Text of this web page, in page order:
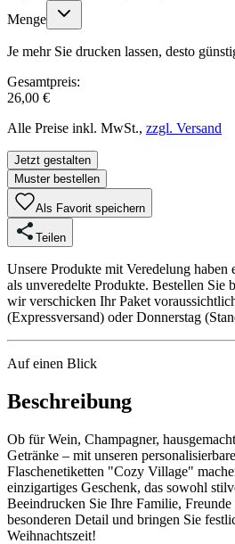
Menge
Je mehr Sie drucken lassen, desto
Gesamtpreis:
26,00 €
Alle Preise inkl. MwSt., zzgl. Versand
Jetzt gestalten
Muster bestellen
Als Favorit speichern
Teilen
Unsere Produkte mit Veredelung haben
als unveredelte Produkte. Bestellen Sie
wir verschicken Ihr Paket
(Expressversand) oder Donnerstag
Auf einen Blick
Beschreibung
Ob für Wein, Champagner,
Getränke – mit unseren
Flaschenetiketten "Cozy Village"
einzigartiges Geschenk, das sowohl
Beeindrucken Sie Ihre Familie,
besonderen Detail und bringen Sie
Weihnachtszeit!